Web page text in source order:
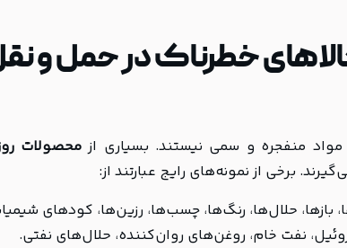
خطرناک در حمل و
مواد منفجره و سمی نیستند. بسیاری از محصولات
برخی از نمونه‌های رایج عبارتند از:
بازها، حلال‌ها، رنگ‌ها، چسب‌ها، رزین‌ها، کودهای
نفت خام، روغن‌های روان‌کننده، حلال‌های نفتی.